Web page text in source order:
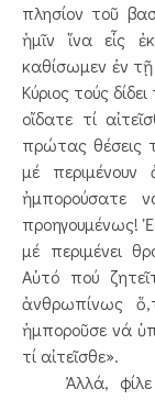
πλησίον τοῦ
ἡμῖν ἵνα εἷς
καθίσωμεν ἐν τῇ
Κύριος τούς
οἴδατε τί
πρώτας θέσεις
μέ
ἠμπορούσατε
προηγουμένως!
μέ περιμένει
Αὐτό πού
ἀνθρωπίνως
ἠμποροῦσε νά
τί αἰτεῖσθε».
Ἀλλά, φίλε